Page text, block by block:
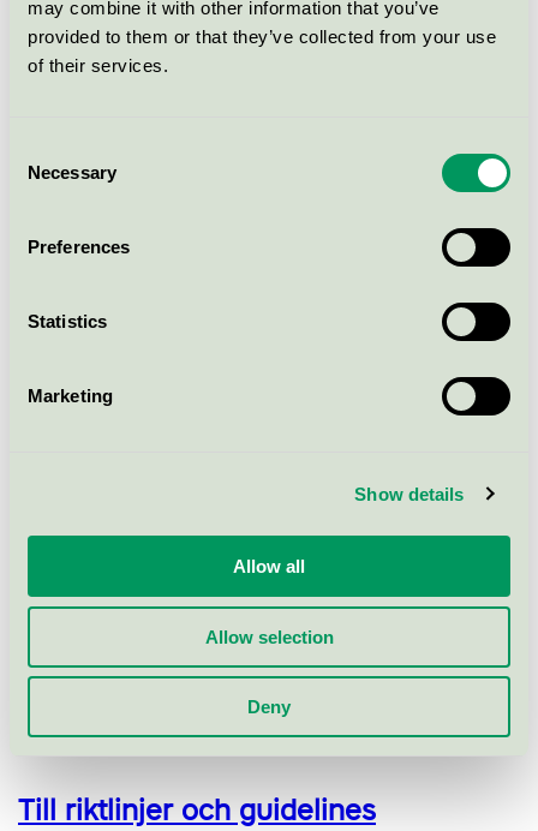
may combine it with other information that you’ve
provided to them or that they’ve collected from your use
of their services.
Selection
Necessary
Preferences
Statistics
Marketing
Show details
Allow all
Allow selection
Deny
Tryckerier och trycksaker
Riktlinjer för användning – ladda ner det
du behöver
På länken nedan hittar du samtliga riktlinjer
(guidelines) för hur Svanenmärket får användas,
verksamhetsområde. Du behöver alltså inte ladda ner
Riktlinjerna innehåller bland annat:
Regler för hur logotypen får placeras och användas
Information om storlek, färg, bakgrund och
licensnummer
Exempel på korrekt och felaktig användning
Eventuella språkversioner och anpassningar
Till riktlinjer och guidelines